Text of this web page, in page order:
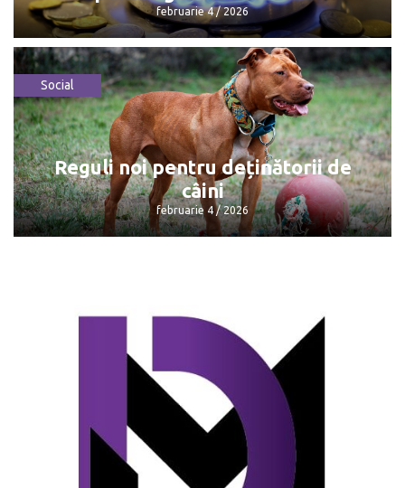
februarie 4 / 2026
Consumatorii plătesc mai puțin pentru
gazele naturale
februarie 4 / 2026
Social
Reguli noi pentru deținătorii de
câini
februarie 4 / 2026
Reguli noi pentru deținătorii de câini
februarie 4 / 2026